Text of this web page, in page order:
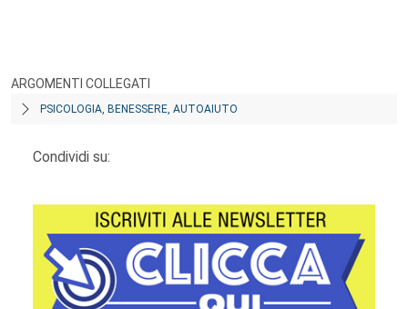
ARGOMENTI COLLEGATI
PSICOLOGIA, BENESSERE, AUTOAIUTO
Condividi su: